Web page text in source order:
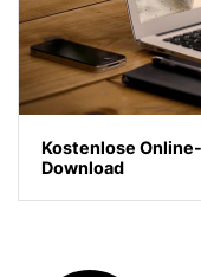
Kostenlose
Download